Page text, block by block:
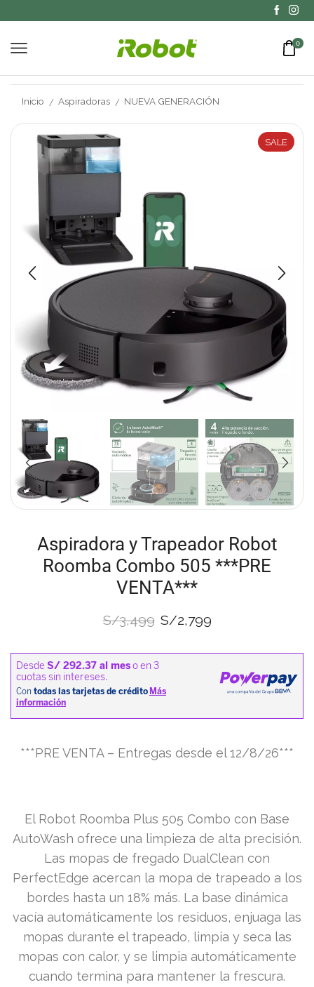
0
Inicio / Aspiradoras / NUEVA GENERACIÓN
SALE
Aspiradora y Trapeador Robot
Roomba Combo 505 ***PRE
VENTA***
S/3,499 S/2,799
***PRE VENTA – Entregas desde el 12/8/26***
El Robot Roomba Plus 505 Combo con Base
AutoWash ofrece una limpieza de alta precisión.
Las mopas de fregado DualClean con
PerfectEdge acercan la mopa de trapeado a los
bordes hasta un 18% más. La base dinámica
vacía automáticamente los residuos, enjuaga las
mopas durante el trapeado, limpia y seca las
mopas con calor, y se limpia automáticamente
cuando termina para mantener la frescura.